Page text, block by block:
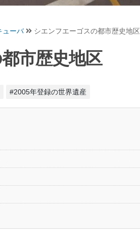
ューバ シエンフエーゴスの都市歴史地区
市歴史地区
#2005年登録の世界遺産